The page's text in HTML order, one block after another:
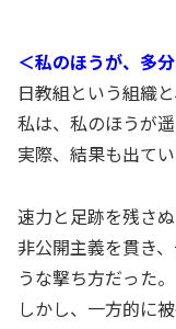
＜私のほうが、多
日教組という組織
私は、私のほうが
実際、結果も出てい
速力と足跡を残さ
非公開主義を貫き
うな撃ち方だった。
しかし、一方的に